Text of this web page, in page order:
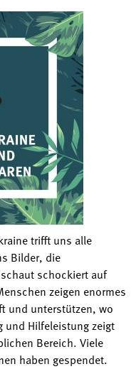
trifft uns alle
Bilder, die
schockiert auf
zeigen enormes
und unterstützen, wo
und Hilfeleistung zeigt
Bereich. Viele
haben gespendet.